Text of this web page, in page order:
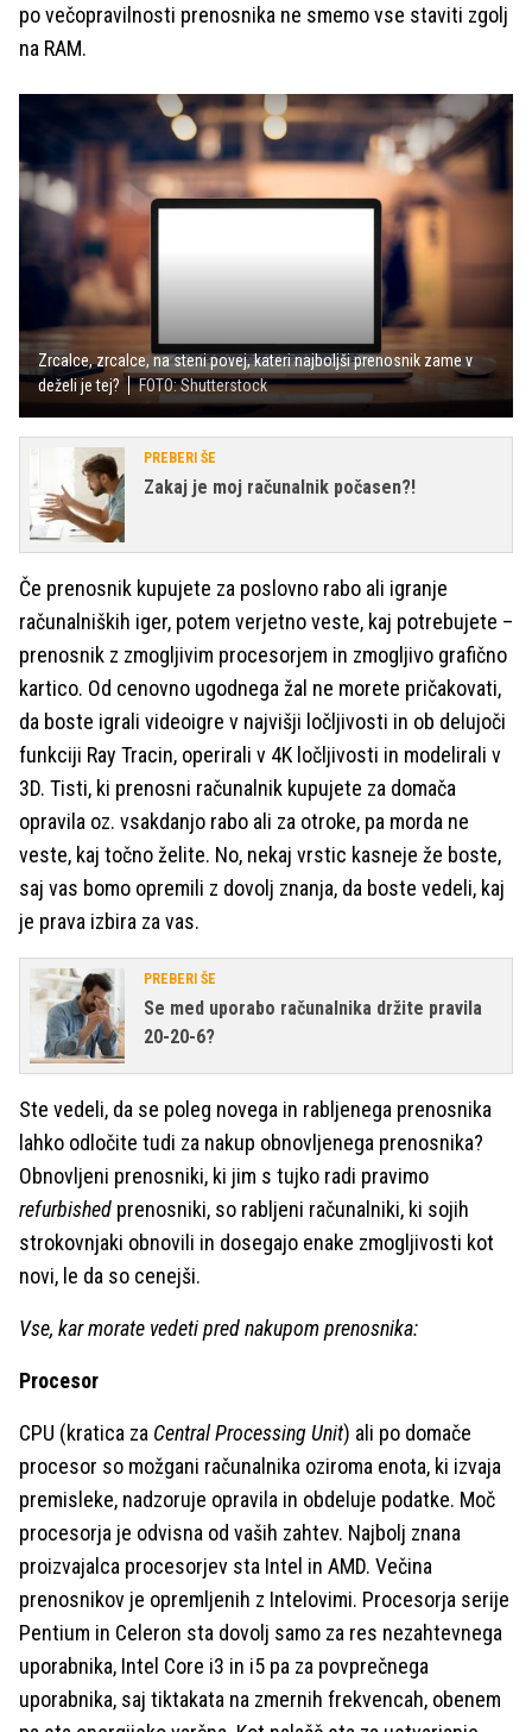
po večopravilnosti prenosnika ne smemo vse staviti zgolj
na RAM.
Zrcalce, zrcalce, na steni povej, kateri najboljši prenosnik zame v
deželi je tej?
FOTO: Shutterstock
PREBERI ŠE
Zakaj je moj računalnik počasen?!
Če prenosnik kupujete za poslovno rabo ali igranje
računalniških iger, potem verjetno veste, kaj potrebujete –
prenosnik z zmogljivim procesorjem in zmogljivo grafično
kartico. Od cenovno ugodnega žal ne morete pričakovati,
da boste igrali videoigre v najvišji ločljivosti in ob delujoči
funkciji Ray Tracin, operirali v 4K ločljivosti in modelirali v
3D. Tisti, ki prenosni računalnik kupujete za domača
opravila oz. vsakdanjo rabo ali za otroke, pa morda ne
veste, kaj točno želite. No, nekaj vrstic kasneje že boste,
saj vas bomo opremili z dovolj znanja, da boste vedeli, kaj
je prava izbira za vas.
PREBERI ŠE
Se med uporabo računalnika držite pravila
20-20-6?
Ste vedeli, da se poleg novega in rabljenega prenosnika
lahko odločite tudi za nakup obnovljenega prenosnika?
Obnovljeni prenosniki, ki jim s tujko radi pravimo
refurbished prenosniki, so rabljeni računalniki, ki sojih
strokovnjaki obnovili in dosegajo enake zmogljivosti kot
novi, le da so cenejši.
Vse, kar morate vedeti pred nakupom prenosnika:
Procesor
CPU (kratica za Central Processing Unit) ali po domače
procesor so možgani računalnika oziroma enota, ki izvaja
premisleke, nadzoruje opravila in obdeluje podatke. Moč
procesorja je odvisna od vaših zahtev. Najbolj znana
proizvajalca procesorjev sta Intel in AMD. Večina
prenosnikov je opremljenih z Intelovimi. Procesorja serije
Pentium in Celeron sta dovolj samo za res nezahtevnega
uporabnika, Intel Core i3 in i5 pa za povprečnega
uporabnika, saj tiktakata na zmernih frekvencah, obenem